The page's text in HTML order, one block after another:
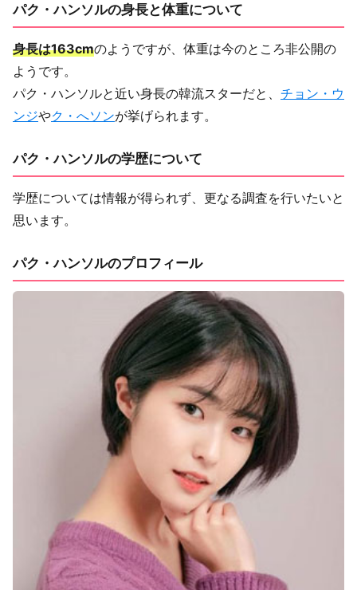
パク・ハンソルの身長と体重について
身長は163cmのようですが、体重は今のところ非公開の
ようです。
パク・ハンソルと近い身長の韓流スターだと、 チョン・ウ
ンジやク・へソンが挙げられます。
パク・ハンソルの学歴について
学歴については情報が得られず、更なる調査を行いたいと
思います。
パク・ハンソルのプロフィール